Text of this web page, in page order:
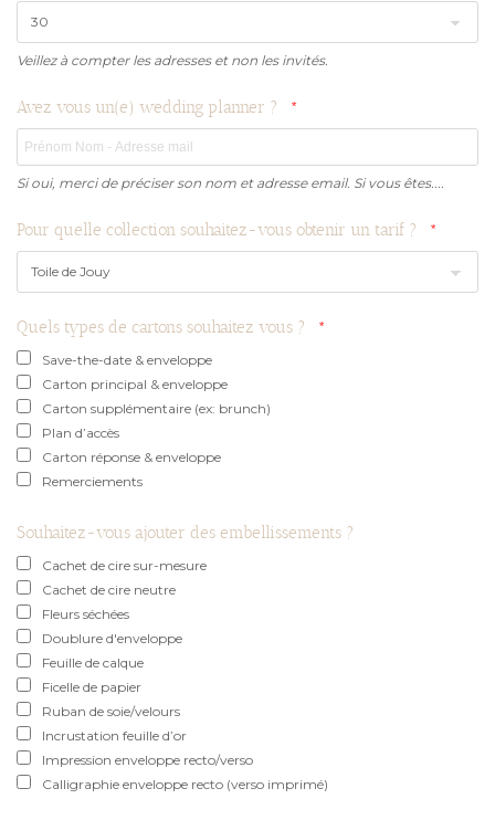
Veillez à compter les adresses et non les invités.
Avez vous un(e) wedding planner ?
Si oui, merci de préciser son nom et adresse email. Si vous êtes....
Pour quelle collection souhaitez-vous obtenir un tarif ?
Quels types de cartons souhaitez vous ?
Save-the-date & enveloppe
Carton principal & enveloppe
Carton supplémentaire (ex: brunch)
Plan d’accès
Carton réponse & enveloppe
Remerciements
Souhaitez-vous ajouter des embellissements ?
Cachet de cire sur-mesure
Cachet de cire neutre
Fleurs séchées
Doublure d'enveloppe
Feuille de calque
Ficelle de papier
Ruban de soie/velours
Incrustation feuille d’or
Impression enveloppe recto/verso
Calligraphie enveloppe recto (verso imprimé)